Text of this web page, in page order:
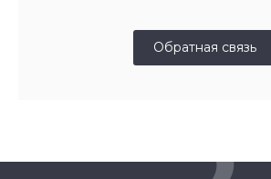
Обратная связь